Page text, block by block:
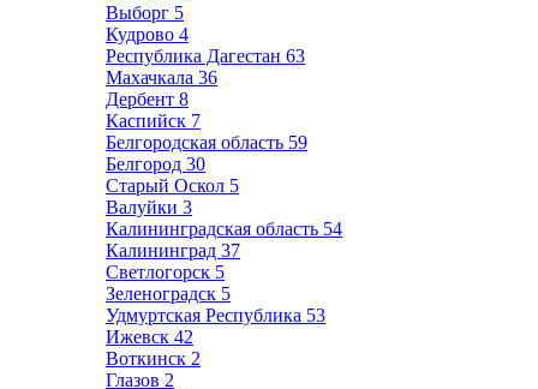
Выборг 5
Кудрово 4
Республика Дагестан 63
Махачкала 36
Дербент 8
Каспийск 7
Белгородская область 59
Белгород 30
Старый Оскол 5
Валуйки 3
Калининградская область 54
Калининград 37
Светлогорск 5
Зеленоградск 5
Удмуртская Республика 53
Ижевск 42
Воткинск 2
Глазов 2